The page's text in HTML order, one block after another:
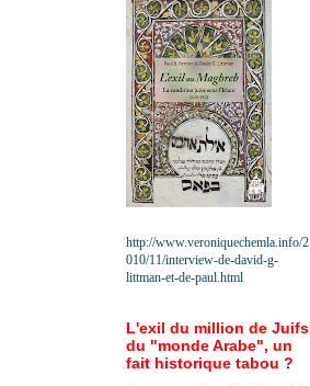
http://www.veroniquechemla.info/2
010/11/interview-de-david-g-
littman-et-de-paul.html
L'exil du million de Juifs
du "monde Arabe", un
fait historique tabou ?